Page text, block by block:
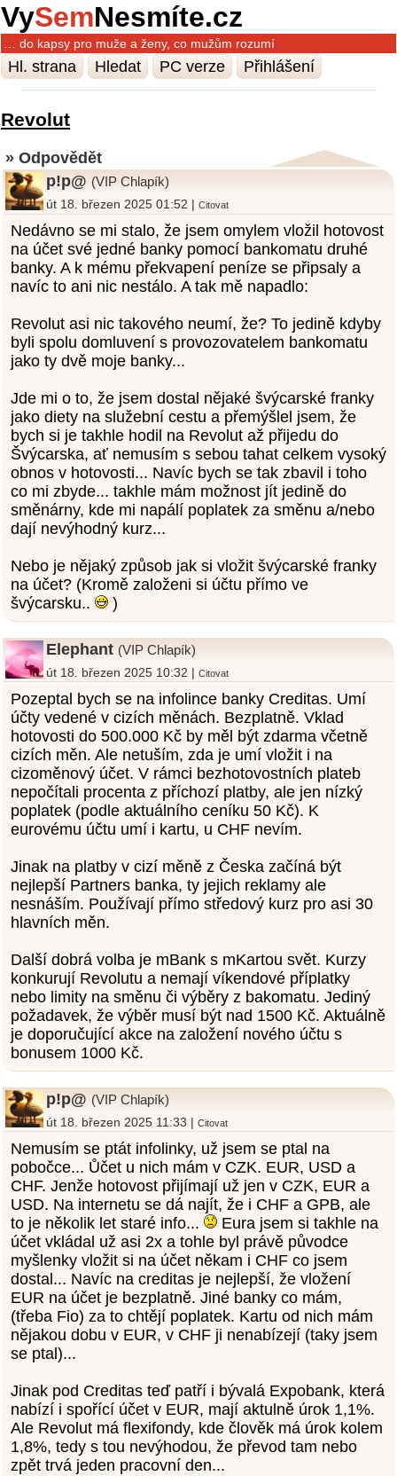
VySemNesmíte.cz
… do kapsy pro muže a ženy, co mužům rozumí
Hl. strana Hledat PC verze Přihlášení
Revolut
» Odpovědět
p!p@ (VIP Chlapík)
út 18. březen 2025 01:52 |Citovat
Nedávno se mi stalo, že jsem omylem vložil hotovost
na účet své jedné banky pomocí bankomatu druhé
banky. A k mému překvapení peníze se připsaly a
navíc to ani nic nestálo. A tak mě napadlo:
Revolut asi nic takového neumí, že? To jedině kdyby
byli spolu domluvení s provozovatelem bankomatu
jako ty dvě moje banky...
Jde mi o to, že jsem dostal nějaké švýcarské franky
jako diety na služební cestu a přemýšlel jsem, že
bych si je takhle hodil na Revolut až přijedu do
Švýcarska, ať nemusím s sebou tahat celkem vysoký
obnos v hotovosti... Navíc bych se tak zbavil i toho
co mi zbyde... takhle mám možnost jít jedině do
směnárny, kde mi napálí poplatek za směnu a/nebo
dají nevýhodný kurz...
Nebo je nějaký způsob jak si vložit švýcarské franky
na účet? (Kromě založeni si účtu přímo ve
švýcarsku..
)
Elephant (VIP Chlapík)
út 18. březen 2025 10:32 |Citovat
Pozeptal bych se na infolince banky Creditas. Umí
účty vedené v cizích měnách. Bezplatně. Vklad
hotovosti do 500.000 Kč by měl být zdarma včetně
cizích měn. Ale netuším, zda je umí vložit i na
cizoměnový účet. V rámci bezhotovostních plateb
nepočítali procenta z příchozí platby, ale jen nízký
poplatek (podle aktuálního ceníku 50 Kč). K
eurovému účtu umí i kartu, u CHF nevím.
Jinak na platby v cizí měně z Česka začíná být
nejlepší Partners banka, ty jejich reklamy ale
nesnáším. Používají přímo středový kurz pro asi 30
hlavních měn.
Další dobrá volba je mBank s mKartou svět. Kurzy
konkurují Revolutu a nemají víkendové příplatky
nebo limity na směnu či výběry z bakomatu. Jediný
požadavek, že výběr musí být nad 1500 Kč. Aktuálně
je doporučující akce na založení nového účtu s
bonusem 1000 Kč.
p!p@ (VIP Chlapík)
út 18. březen 2025 11:33 |Citovat
Nemusím se ptát infolinky, už jsem se ptal na
pobočce... Ůčet u nich mám v CZK. EUR, USD a
CHF. Jenže hotovost přijímají už jen v CZK, EUR a
USD. Na internetu se dá najít, že i CHF a GPB, ale
to je několik let staré info...
Eura jsem si takhle na
účet vkládal už asi 2x a tohle byl právě původce
myšlenky vložit si na účet někam i CHF co jsem
dostal... Navíc na creditas je nejlepší, že vložení
EUR na účet je bezplatně. Jiné banky co mám,
(třeba Fio) za to chtějí poplatek. Kartu od nich mám
nějakou dobu v EUR, v CHF ji nenabízejí (taky jsem
se ptal)...
Jinak pod Creditas teď patří i bývalá Expobank, která
nabízí i spořící účet v EUR, mají aktulně úrok 1,1%.
Ale Revolut má flexifondy, kde člověk má úrok kolem
1,8%, tedy s tou nevýhodou, že převod tam nebo
zpět trvá jeden pracovní den...